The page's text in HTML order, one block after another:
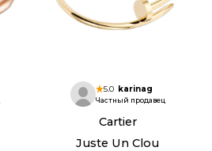
5.0 karinag
Частный продавец
Cartier
Juste Un Clou